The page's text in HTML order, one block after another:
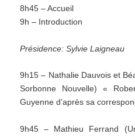
8h45 – Accueil
9h – Introduction
Présidence: Sylvie Laigneau
9h15 – Nathalie Dauvois et
Sorbonne Nouvelle) «
Guyenne d’après sa
9h45 – Mathieu Ferrand